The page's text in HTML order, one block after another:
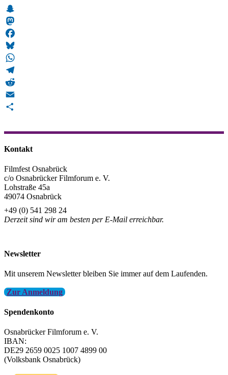
Snapchat
Mastodon
Facebook
Bluesky
WhatsApp
Telegram
Reddit
Email
Kontakt
Filmfest Osnabrück
c/o Osnabrücker Filmforum e. V.
Lohstraße 45a
49074 Osnabrück
+49 (0) 541 298 24
Derzeit sind wir am besten per E-Mail erreichbar.
Newsletter
Mit unserem Newsletter bleiben Sie immer auf dem Laufenden.
Zur Anmeldung
Spendenkonto
Osnabrücker Filmforum e. V.
IBAN:
DE29 2659 0025 1007 4899 00
(Volksbank Osnabrück)